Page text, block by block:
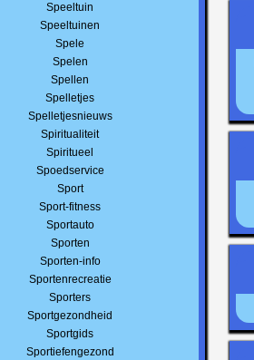
Speeltuin
Speeltuinen
Spele
Spelen
Spellen
Spelletjes
Spelletjesnieuws
Spiritualiteit
Spiritueel
Spoedservice
Sport
Sport-fitness
Sportauto
Sporten
Sporten-info
Sportenrecreatie
Sporters
Sportgezondheid
Sportgids
Sportiefengezond